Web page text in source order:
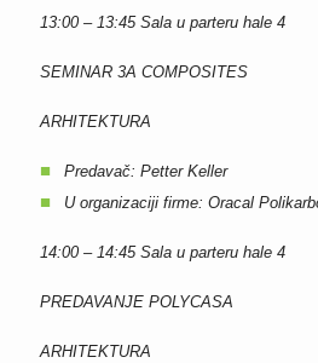
13:00 – 13:45 Sala u parteru hale 4
SEMINAR 3A COMPOSITES
ARHITEKTURA
Predavač: Petter Keller
U organizaciji firme: Oracal
14:00 – 14:45 Sala u parteru hale 4
PREDAVANJE POLYCASA
ARHITEKTURA